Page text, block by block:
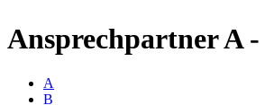
Ansprechpartner A
A
B